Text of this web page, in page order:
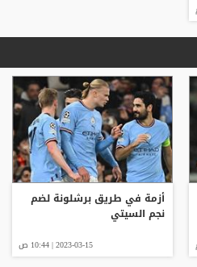
أزمة في طريق برشلونة لضم
نجم السيتي
2023-03-15 | 10:44 ص